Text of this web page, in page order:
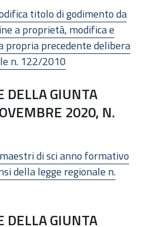
titolo di godimento da
a proprietà, modifica e
propria precedente delibera
n. 122/2010
DELLA GIUNTA
2020, N.
di sci anno formativo
della legge regionale n.
DELLA GIUNTA